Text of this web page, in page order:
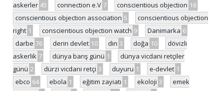
askerler 45 connection e.V 7 conscientious objection 16
conscientious objection association 5
conscientious objection
right 1 conscientious objection watch 9 Danimarka 6
darbe 76 derin devlet 10 din 3 doğa 10
dövizli
askerlik 7 dünya barış günü 1
dünya vicdani retçiler
günü 2 dürzi vicdani retçi 3 duyuru 1 e-devlet 1
ebco 64 ebola 1 eğitim zayiatı 1 ekoloji 3
emek